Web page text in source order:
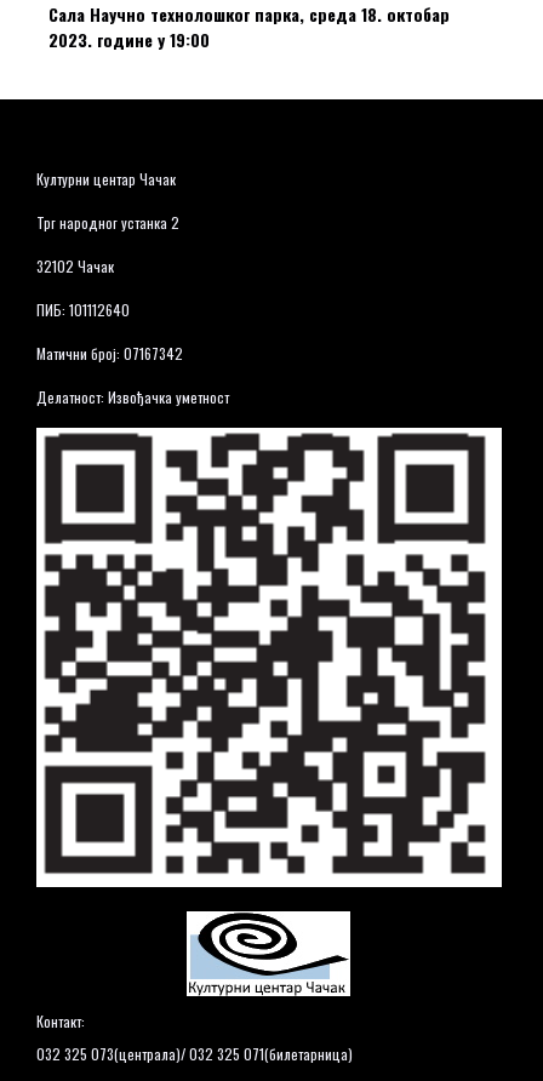
Сала Научно технолошког парка, среда 18. октобар
2023. године у 19:00
Културни центар Чачак
Трг народног устанка 2
32102 Чачак
ПИБ: 101112640
Матични број: 07167342
Делатност: Извођачка уметност
Контакт:
032 325 073(централа)/ 032 325 071(билетарница)